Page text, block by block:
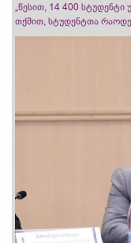
„წესით, 14 400 სტუდენტი
თქმით, სტუდენტთა